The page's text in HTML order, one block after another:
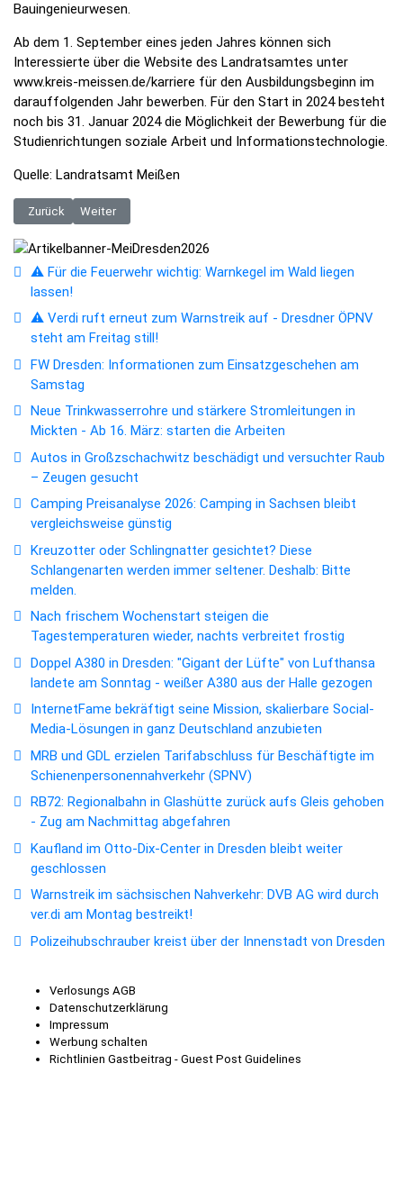
Bauingenieurwesen.
Ab dem 1. September eines jeden Jahres können sich
Interessierte über die Website des Landratsamtes unter
www.kreis-meissen.de/karriere für den Ausbildungsbeginn im
darauffolgenden Jahr bewerben. Für den Start in 2024 besteht
noch bis 31. Januar 2024 die Möglichkeit der Bewerbung für die
Studienrichtungen soziale Arbeit und Informationstechnologie.
Quelle: Landratsamt Meißen
Vorheriger Beitrag: Neubaustrecke Dresden–Prag: DB informiert
Zurück Nächster Beitrag: Erinnerungsort Altmarkt - Umgestaltung
Weiter
⚠️ Für die Feuerwehr wichtig: Warnkegel im Wald liegen
lassen!
⚠️ Verdi ruft erneut zum Warnstreik auf - Dresdner ÖPNV
steht am Freitag still!
FW Dresden: Informationen zum Einsatzgeschehen am
Samstag
Neue Trinkwasserrohre und stärkere Stromleitungen in
Mickten - Ab 16. März: starten die Arbeiten
Autos in Großzschachwitz beschädigt und versuchter Raub
– Zeugen gesucht
Camping Preisanalyse 2026: Camping in Sachsen bleibt
vergleichsweise günstig
Kreuzotter oder Schlingnatter gesichtet? Diese
Schlangenarten werden immer seltener. Deshalb: Bitte
melden.
Nach frischem Wochenstart steigen die
Tagestemperaturen wieder, nachts verbreitet frostig
Doppel A380 in Dresden: "Gigant der Lüfte" von Lufthansa
landete am Sonntag - weißer A380 aus der Halle gezogen
InternetFame bekräftigt seine Mission, skalierbare Social-
Media-Lösungen in ganz Deutschland anzubieten
MRB und GDL erzielen Tarifabschluss für Beschäftigte im
Schienenpersonennahverkehr (SPNV)
RB72: Regionalbahn in Glashütte zurück aufs Gleis gehoben
- Zug am Nachmittag abgefahren
Kaufland im Otto-Dix-Center in Dresden bleibt weiter
geschlossen
Warnstreik im sächsischen Nahverkehr: DVB AG wird durch
ver.di am Montag bestreikt!
Polizeihubschrauber kreist über der Innenstadt von Dresden
Verlosungs AGB
Datenschutzerklärung
Impressum
Werbung schalten
Richtlinien Gastbeitrag - Guest Post Guidelines